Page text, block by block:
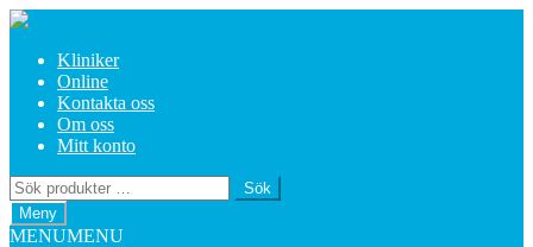
Hoppa
navigering
Hoppa
innehållKliniker
Online
Kontakta oss
Om oss
Mitt konto
Sök
efter:
Sök
Meny
MENUMENU